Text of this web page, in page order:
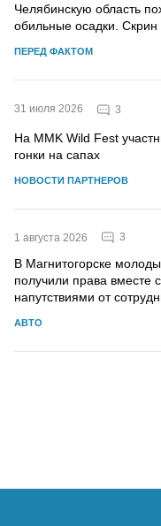
Челябинскую область
обильные осадки. Скрин
ПЕРЕД ФАКТОМ
31 июля 2026 3
На MMK Wild Fest
гонки на сапах
НОВОСТИ ПАРТНЕРОВ
1 августа 2026 3
В Магнитогорске
получили права вместе с
напутствиями от
АВТО